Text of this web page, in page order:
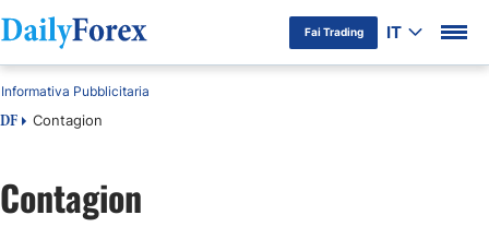
Fai Trading IT
DF Contagion
Informativa Pubblicitaria
Contagion